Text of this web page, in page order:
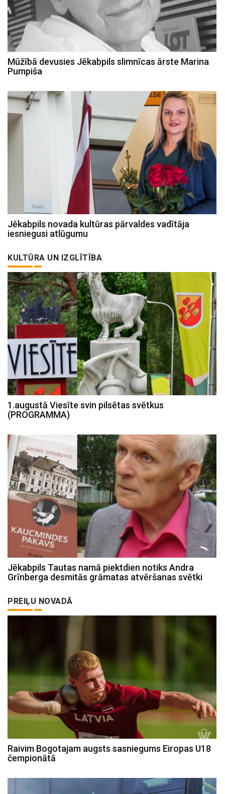
Mūžībā devusies Jēkabpils slimnīcas ārste Marina
Pumpiša
Jēkabpils novada kultūras pārvaldes vadītāja
iesniegusi atlūgumu
KULTŪRA UN IZGLĪTĪBA
1.augustā Viesīte svin pilsētas svētkus
(PROGRAMMA)
Jēkabpils Tautas namā piektdien notiks Andra
Grīnberga desmitās grāmatas atvēršanas svētki
PREIĻU NOVADĀ
Raivim Bogotajam augsts sasniegums Eiropas U18
čempionātā